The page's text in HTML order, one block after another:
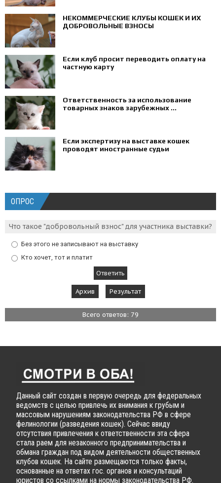
НЕКОММЕРЧЕСКИЕ КЛУБЫ КОШЕК И ИХ
ДОБРОВОЛЬНЫЕ ВЗНОСЫ
Если клуб просит переводить оплату на
частную карту
Ответственность за использование
товарных знаков зарубежных ...
Если экспертизу на выставке кошек
проводят иностранные судьи
ОПРОС
Что такое "добровольный взнос" для участника выставки?
Без этого не записывают на выставку
Кто хочет, тот и платит
Архив Результат
Всего ответов: 79
Данный сайт создан в первую очередь для федеральных
ведомств с целью привлечь их внимания к грубым и
массовым нарушениям законодательства РФ в сфере
фелинологии (разведения кошек). Сейчас ввиду
отсутствия привлечения к ответственности эта сфера
стала раем для незаконного предпринимательства и
обмана граждан под видом деятельности общественных
клубов кошек. На сайте размещаются только факты,
основанные на ответах гос. органов и консультаций
юристов со ссылками на нормы законодательства РФ.